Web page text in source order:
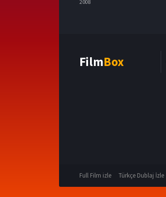
2008
FilmBox
Full Film izle Türkçe Dublaj İzle